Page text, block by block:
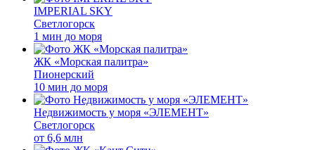
IMPERIAL SKY
Светлогорск
1 мин до моря
ЖК «Морская палитра»
Пионерский
10 мин до моря
Недвижимость у моря «ЭЛЕМЕНТ»
Светлогорск
от 6,6 млн